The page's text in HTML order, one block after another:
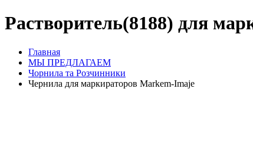
Растворитель(8188) для
Главная
МЫ ПРЕДЛАГАЕМ
Чорнила та Розчинники
Чернила для маркираторов Markem-Imaje